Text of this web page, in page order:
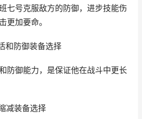
七号克服敌方的防御，进步技能伤
更加要命。
防御装备选择
防御能力，是保证他在战斗中更长
减装备选择